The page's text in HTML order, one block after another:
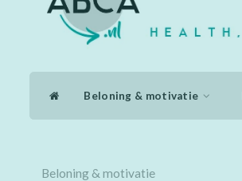
Beloning & motivatie
Beloning & motivatie